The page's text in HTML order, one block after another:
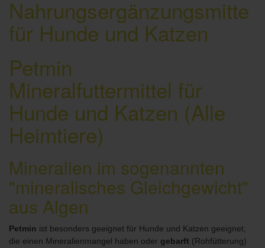
Petmin
Mineralfuttermittel für
Hunde und Katzen (Alle
Heimtiere)
Mineralien im sogenannten
"mineralisches Gleichgewicht"
aus Algen
Petmin ist besonders geeignet für Hunde und Katzen geeignet,
die einen Mineralienmangel haben oder gebarft (Rohfütterung)